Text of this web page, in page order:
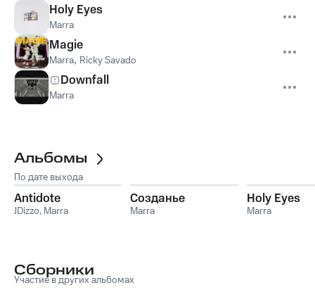
Holy Eyes
Marra
Magie
Marra, Ricky Savado
Downfall
Marra
Альбомы
По дате выхода
Antidote
JDizzo, Marra
Созданье
Marra
Holy Eyes
Marra
Сборники
Участие в других альбомах